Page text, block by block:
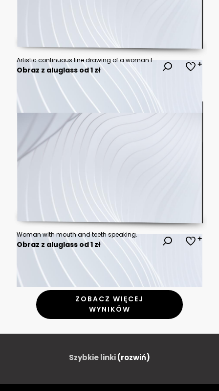
Artistic continuous line drawing of a woman face decorated with a large pink rose and abstract colorful shapes on white.
Obraz z aluglass od 1 zł
Woman with mouth and teeth speaking.
Obraz z aluglass od 1 zł
ZOBACZ WIĘCEJ
WYNIKÓW
Szybkie linki(rozwiń)